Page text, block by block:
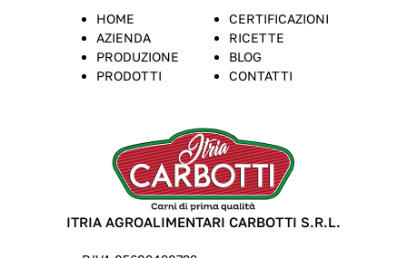
HOME
AZIENDA
PRODUZIONE
PRODOTTI
CERTIFICAZIONI
RICETTE
BLOG
CONTATTI
ITRIA AGROALIMENTARI CARBOTTI S.R.L.